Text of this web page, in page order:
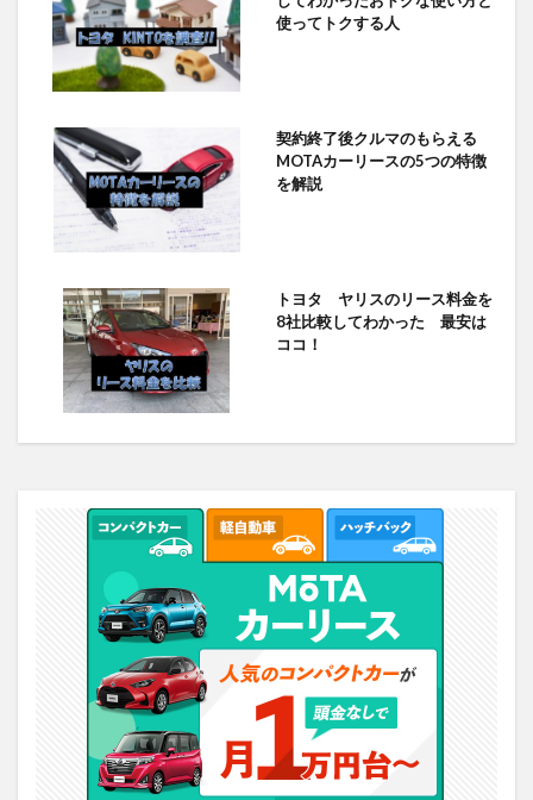
使ってトクする人
契約終了後クルマのもらえる
MOTAカーリースの5つの特徴
を解説
トヨタ ヤリスのリース料金を
8社比較してわかった 最安は
ココ！